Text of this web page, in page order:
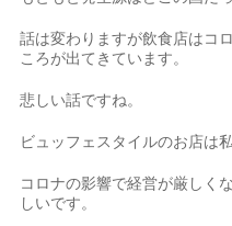
話は変わりますが飲食店はコ
ころが出てきています。
悲しい話ですね。
ビュッフェスタイルのお店は
コロナの影響で経営が厳しく
しいです。